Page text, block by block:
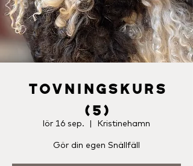
Tovningskurs
(5)
lör 16 sep.
  |
Kristinehamn
Gör din egen Snällfäll